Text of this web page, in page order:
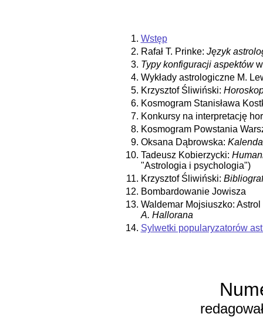
1. Wstęp
2. Rafał T. Prinke: Język
3. Typy konfiguracji aspektóww
4. Wykłady astrologiczne M.
5. Krzysztof Śliwiński:
6. Kosmogram Stanisława
7. Konkursy na interpretację
8. Kosmogram Powstania
9. Oksana Dąbrowska:
10. Tadeusz Kobierzycki:
"Astrologia i psychologia")
11. Krzysztof Śliwiński:
12. Bombardowanie Jowisza
13. Waldemar Mojsiuszko:
A. Hallorana
14. Sylwetki popularyzatorów